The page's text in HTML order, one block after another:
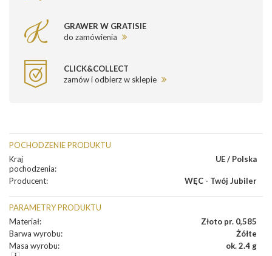
GRAWER W GRATISIE
do zamówienia
CLICK&COLLECT
zamów i odbierz w sklepie
POCHODZENIE PRODUKTU
Kraj
pochodzenia:
UE / Polska
Producent: WĘC - Twój Jubiler
PARAMETRY PRODUKTU
Materiał:
Złoto pr. 0,585
Barwa wyrobu:
Żółte
Masa wyrobu: ok. 2.4 g